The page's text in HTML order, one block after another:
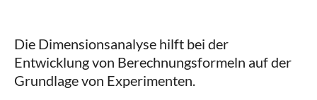
Die Dimensionsanalyse hilft bei der
Entwicklung von Berechnungsformeln auf der
Grundlage von Experimenten.